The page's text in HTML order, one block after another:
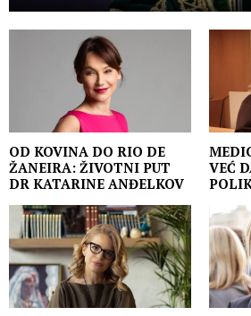
OD KOVINA DO RIO DE
ŽANEIRA: ŽIVOTNI PUT
DR KATARINE ANĐELKOV
VEĆ